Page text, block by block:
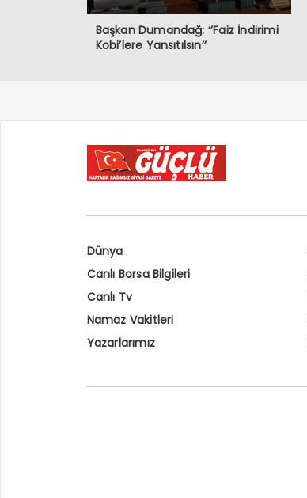
Başkan Dumandağ: ‘’Faiz İndirimi
Kobi’lere Yansıtılsın’’
Dünya
Canlı Borsa Bilgileri
Canlı Tv
Namaz Vakitleri
Yazarlarımız